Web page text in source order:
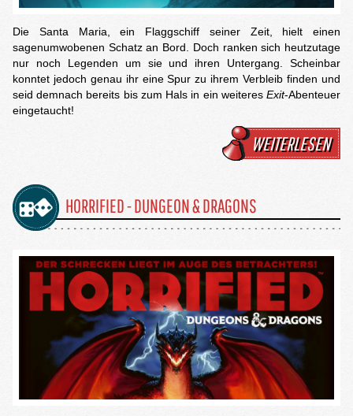
Die Santa Maria, ein Flaggschiff seiner Zeit, hielt einen
sagenumwobenen Schatz an Bord. Doch ranken sich heutzutage
nur noch Legenden um sie und ihren Untergang. Scheinbar
konntet jedoch genau ihr eine Spur zu ihrem Verbleib finden und
seid demnach bereits bis zum Hals in ein weiteres Exit-Abenteuer
eingetaucht!
WEITERLESEN
HORRIFIED - DUNGEON & DRAGONS